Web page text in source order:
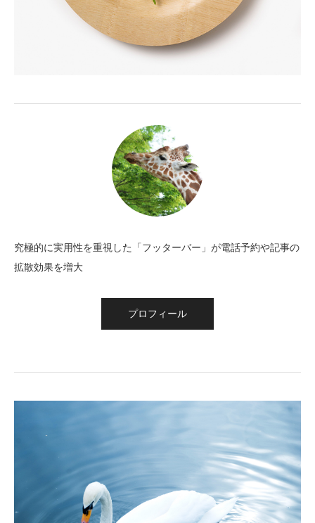
究極的に実用性を重視した「フッターバー」が電話予約や記事の
拡散効果を増大
プロフィール